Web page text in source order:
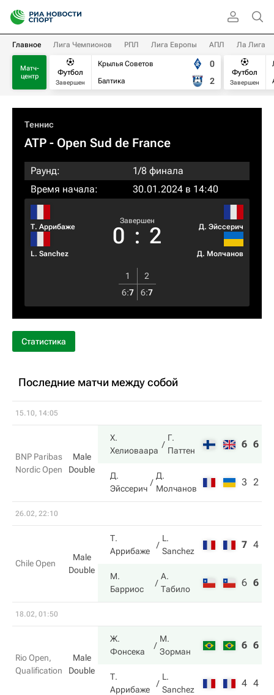
Главное Лига Чемпионов РПЛ Лига Европы АПЛ Ла Лига
Матч-
центр
Футбол
Завершен
Крылья Советов
Балтика
0
2
Футбол
Завершен
Теннис
ATP - Open Sud de France
Раунд:
1/8 финала
Время начала:
30.01.2024 в 14:40
Т. Аррибаже
L. Sanchez
Завершен
0 : 2 Д. Эйссерич
Д. Молчанов
1
2
6:7 6:7
Статистика
Последние матчи между собой
15.10, 14:05
BNP Paribas
Nordic Open
Male
Double
Х.
Хелиоваара
Г.
Паттен
6 6
Д.
Эйссерич
Д.
Молчанов
3 2
26.02, 22:10
Chile Open
Male
Double
Т.
Аррибаже
L.
Sanchez
7 4
М.
Барриос
А.
Табило
6 6
18.02, 01:50
Rio Open,
Qualification
Male
Double
Ж.
Фонсека
М.
Зорман
6 6
Т.
Аррибаже
L.
Sanchez
4 4